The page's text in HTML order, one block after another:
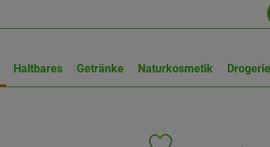
Haltbares Getränke Naturkosmetik Drogerie